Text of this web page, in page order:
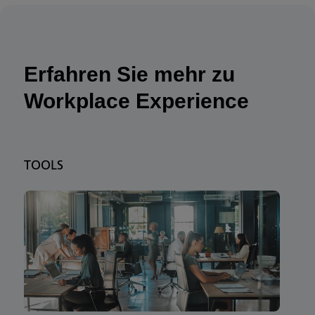
Erfahren Sie mehr zu
Workplace Experience
TOOLS